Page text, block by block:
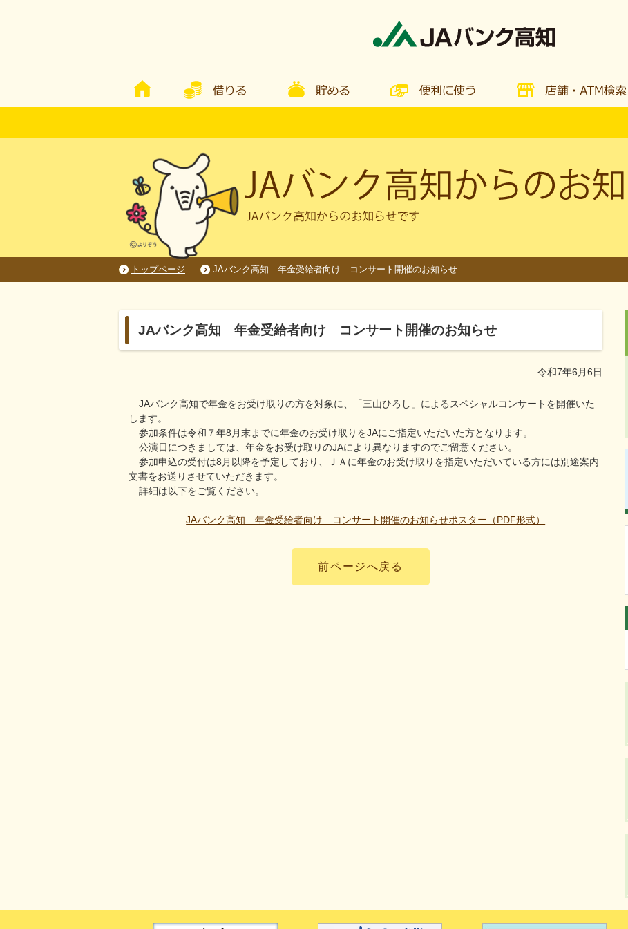
トップページ JAバンク高知 年金受給者向け コンサート開催のお知らせ
JAバンク高知 年金受給者向け コンサート開催のお知らせ
令和7年6月6日
JAバンク高知で年金をお受け取りの方を対象に、「三山ひろし」によるスペシャルコンサートを開催いた
します。
参加条件は令和７年8月末までに年金のお受け取りをJAにご指定いただいた方となります。
公演日につきましては、年金をお受け取りのJAにより異なりますのでご留意ください。
参加申込の受付は8月以降を予定しており、ＪＡに年金のお受け取りを指定いただいている方には別途案内
文書をお送りさせていただきます。
詳細は以下をご覧ください。
JAバンク高知 年金受給者向け コンサート開催のお知らせポスター（PDF形式）
前ページへ戻る